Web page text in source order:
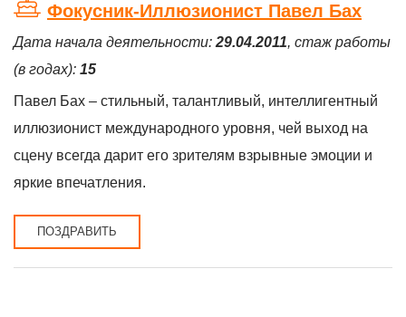
Фокусник-Иллюзионист Павел Бах
Дата начала деятельности: 29.04.2011, стаж работы
(в годах): 15
Павел Бах – стильный, талантливый, интеллигентный
иллюзионист международного уровня, чей выход на
сцену всегда дарит его зрителям взрывные эмоции и
яркие впечатления.
ПОЗДРАВИТЬ